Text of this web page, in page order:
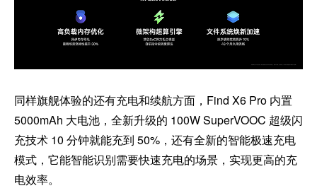
同样旗舰体验的还有充电和续航方面，Find X6 Pro 内置
5000mAh 大电池，全新升级的 100W SuperVOOC 超级闪
充技术 10 分钟就能充到 50%，还有全新的智能极速充电
模式，它能智能识别需要快速充电的场景，实现更高的充
电效率。